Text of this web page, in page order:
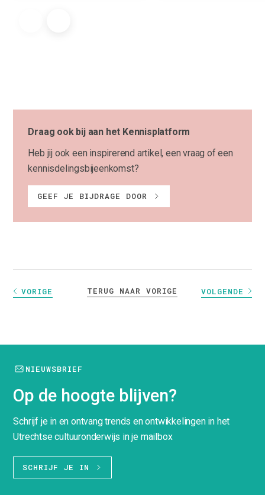
Draag ook bij aan het Kennisplatform
Heb jij ook een inspirerend artikel, een vraag of een
kennisdelingsbijeenkomst?
GEEF JE BIJDRAGE DOOR
VORIGE TERUG NAAR VORIGE VOLGENDE
NIEUWSBRIEF
Op de hoogte blijven?
Schrijf je in en ontvang trends en ontwikkelingen in het
Utrechtse cultuuronderwijs in je mailbox
SCHRIJF JE IN